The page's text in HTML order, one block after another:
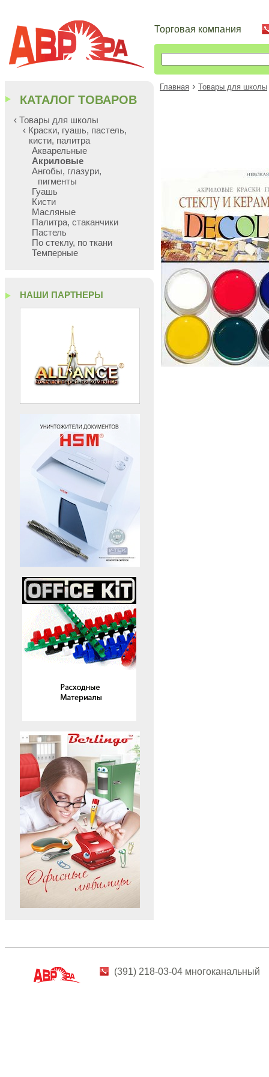
Торговая компания
Главная › Товары для школы
КАТАЛОГ ТОВАРОВ
‹ Товары для школы
‹ Краски, гуашь, пастель,
кисти, палитра
Акварельные
Акриловые
Ангобы, глазури,
пигменты
Гуашь
Кисти
Масляные
Палитра, стаканчики
Пастель
По стеклу, по ткани
Темперные
НАШИ ПАРТНЕРЫ
(391) 218-03-04 многоканальный